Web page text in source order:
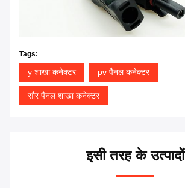
Tags:
y शाखा कनेक्टर pv पैनल कनेक्टर
सौर पैनल शाखा कनेक्टर
इसी तरह के उत्पादों